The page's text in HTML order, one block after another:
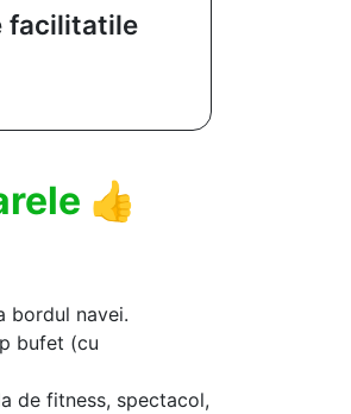
facilitatile
👍
bordul navei.
bufet (cu
de fitness, spectacol,